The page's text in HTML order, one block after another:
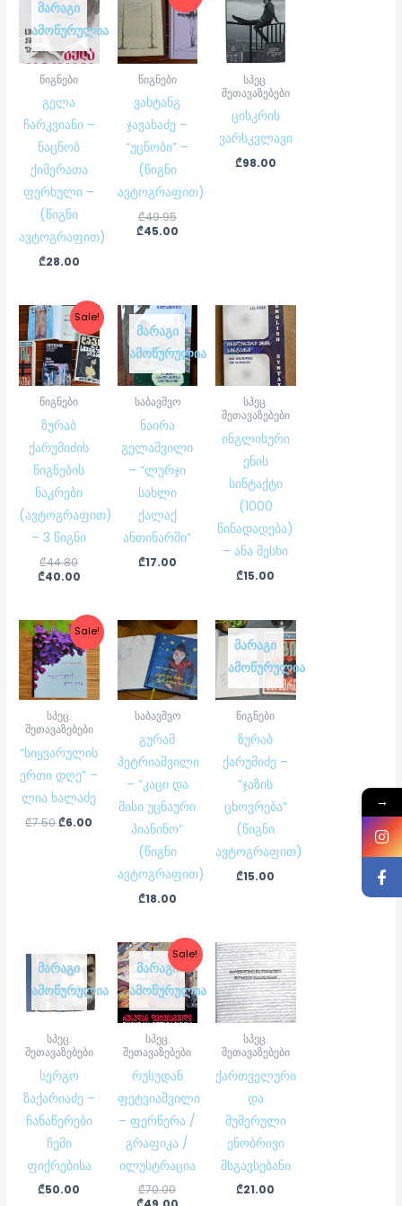
ᲛᲐᲠᲐᲒᲘ
ᲐᲛᲝᲬᲣᲠᲣᲚᲘᲐ
წიგნები
გელა
ჩარკვიანი –
ნაცნობ
ქიმერათა
ფერხული –
(წიგნი
ავტოგრაფით)
₾28.00
წიგნები
ვახტანგ
ჯავახაძე –
“უცნობი” –
(წიგნი
ავტოგრაფით)
₾49.95
price
was:
₾49.95.
₾45.00
price
is:
₾45.00.
სპეც.
შეთავაზებები
ცისკრის
ვარსკვლავი
₾98.00
Sale!
წიგნები
ზურაბ
ქარუმიძის
წიგნების
ნაკრები
(ავტოგრაფით)
– 3 წიგნი
₾44.80
Original
price
was:
₾44.80.
₾40.00
Current
price
is:
₾40.00.
ᲛᲐᲠᲐᲒᲘ
ᲐᲛᲝᲬᲣᲠᲣᲚᲘᲐ
საბავშვო
ნაირა
გელაშვილი
– “ლურჯი
სახლი
ქალაქ
ანთინარში”
₾17.00
სპეც.
შეთავაზებები
ინგლისური
ენის
სინტაქტი
(1000
წინადადება)
– ანა მესხი
₾15.00
Sale!
სპეც.
შეთავაზებები
“სიყვარულის
ერთი დღე” –
ლია ხალაძე
₾7.50
Original
price
was:
₾7.50.
₾6.00
Current
price
is:
₾6.00.
საბავშვო
გურამ
პეტრიაშვილი
– “კაცი და
მისი უცნაური
პიანინო”
(წიგნი
ავტოგრაფით)
₾18.00
ᲛᲐᲠᲐᲒᲘ
ᲐᲛᲝᲬᲣᲠᲣᲚᲘᲐ
წიგნები
ზურაბ
ქარუმიძე –
“ჯაზის
ცხოვრება”
(წიგნი
ავტოგრაფით)
₾15.00
ᲛᲐᲠᲐᲒᲘ
ᲐᲛᲝᲬᲣᲠᲣᲚᲘᲐ
სპეც.
შეთავაზებები
სერგო
ზაქარიაძე –
ჩანაწერები
ჩემი
ფიქრებისა
₾50.00
Sale!
ᲛᲐᲠᲐᲒᲘ
ᲐᲛᲝᲬᲣᲠᲣᲚᲘᲐ
სპეც.
შეთავაზებები
რუსუდან
ფეტვიაშვილი
– ფერწერა /
გრაფიკა /
ილუსტრაცია
₾70.00
Original
price
was:
₾70.00.
Current
price
is:
₾49.00.
სპეც.
შეთავაზებები
ქართველური
და
შუმერული
ენობრივი
მსგავსებანი
₾21.00
→